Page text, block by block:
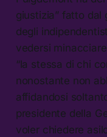
giustizia” fatto dal
degli
vedersi
“la stessa di chi
nonostante non
affidandosi
presidente della
voler chiedere